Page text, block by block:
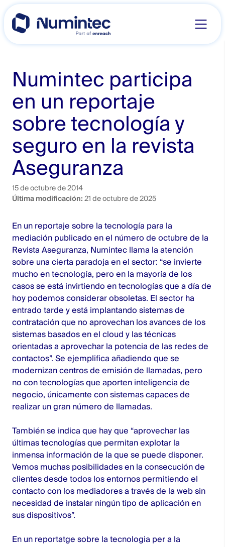
Skip
content
Numintec participa
en un reportaje
sobre tecnología y
seguro en la revista
Aseguranza
15 de octubre de 2014
Última modificación: 21 de octubre de 2025
En un reportaje sobre la tecnología para la
mediación publicado en el número de octubre de la
Revista Aseguranza, Numintec llama la atención
sobre una cierta paradoja en el sector: “se invierte
mucho en tecnología, pero en la mayoría de los
casos se está invirtiendo en tecnologías que a día de
hoy podemos considerar obsoletas. El sector ha
entrado tarde y está implantando sistemas de
contratación que no aprovechan los avances de los
sistemas basados en el cloud y las técnicas
orientadas a aprovechar la potencia de las redes de
contactos”. Se ejemplifica añadiendo que se
modernizan centros de emisión de llamadas, pero
no con tecnologías que aporten inteligencia de
negocio, únicamente con sistemas capaces de
realizar un gran número de llamadas.
También se indica que hay que “aprovechar las
últimas tecnologías que permitan explotar la
inmensa información de la que se puede disponer.
Vemos muchas posibilidades en la consecución de
clientes desde todos los entornos permitiendo el
contacto con los mediadores a través de la web sin
necesidad de instalar ningún tipo de aplicación en
sus dispositivos”.
En un reportatge sobre la tecnologia per a la